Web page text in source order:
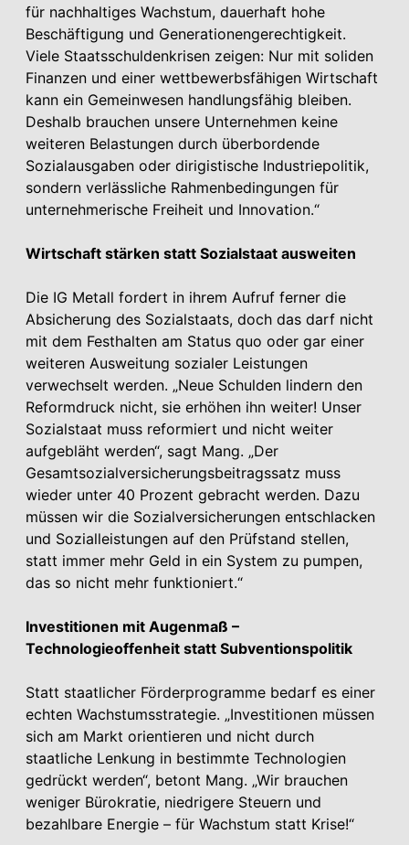
für nachhaltiges Wachstum, dauerhaft hohe
Beschäftigung und Generationengerechtigkeit.
Viele Staatsschuldenkrisen zeigen: Nur mit soliden
Finanzen und einer wettbewerbsfähigen Wirtschaft
kann ein Gemeinwesen handlungsfähig bleiben.
Deshalb brauchen unsere Unternehmen keine
weiteren Belastungen durch überbordende
Sozialausgaben oder dirigistische Industriepolitik,
sondern verlässliche Rahmenbedingungen für
unternehmerische Freiheit und Innovation.“
Wirtschaft stärken statt Sozialstaat ausweiten
Die IG Metall fordert in ihrem Aufruf ferner die
Absicherung des Sozialstaats, doch das darf nicht
mit dem Festhalten am Status quo oder gar einer
weiteren Ausweitung sozialer Leistungen
verwechselt werden. „Neue Schulden lindern den
Reformdruck nicht, sie erhöhen ihn weiter! Unser
Sozialstaat muss reformiert und nicht weiter
aufgebläht werden“, sagt Mang. „Der
Gesamtsozialversicherungsbeitragssatz muss
wieder unter 40 Prozent gebracht werden. Dazu
müssen wir die Sozialversicherungen entschlacken
und Sozialleistungen auf den Prüfstand stellen,
statt immer mehr Geld in ein System zu pumpen,
das so nicht mehr funktioniert.“
Investitionen mit Augenmaß –
Technologieoffenheit statt Subventionspolitik
Statt staatlicher Förderprogramme bedarf es einer
echten Wachstumsstrategie. „Investitionen müssen
sich am Markt orientieren und nicht durch
staatliche Lenkung in bestimmte Technologien
gedrückt werden“, betont Mang. „Wir brauchen
weniger Bürokratie, niedrigere Steuern und
bezahlbare Energie – für Wachstum statt Krise!“